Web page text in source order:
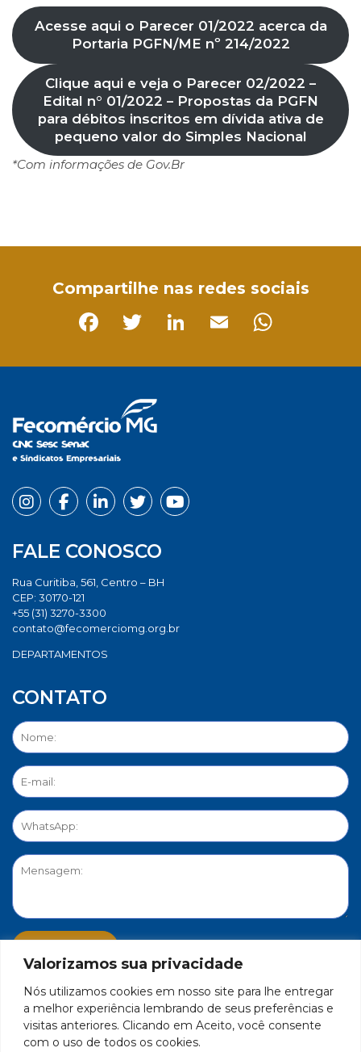
Valorizamos sua privacidade
Nós utilizamos cookies em nosso site para lhe entregar
a melhor experiência lembrando de seus preferências e
visitas anteriores. Clicando em Aceito, você consente
com o uso de todos os cookies.
Acesse aqui o Parecer 01/2022 acerca da
Portaria PGFN/ME nº 214/2022
Clique aqui e veja o Parecer 02/2022 –
Edital n° 01/2022 – Propostas da PGFN
para débitos inscritos em dívida ativa de
pequeno valor do Simples Nacional
*Com informações de Gov.Br
Compartilhe nas redes sociais
FALE CONOSCO
Rua Curitiba, 561, Centro – BH
CEP: 30170-121
+55 (31) 3270-3300
contato@fecomerciomg.org.br
DEPARTAMENTOS
CONTATO
PORTAL DE PRIVACIDADE